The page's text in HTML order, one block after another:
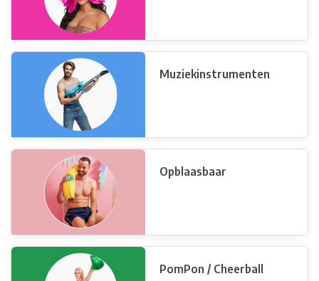
Muziekinstrumenten
Opblaasbaar
PomPon / Cheerball